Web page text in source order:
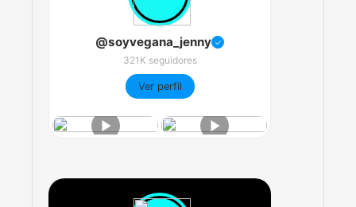
@soyvegana_jenny ✓
321K seguidores
Ver perfil